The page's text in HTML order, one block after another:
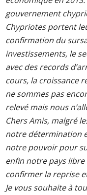
gouvernement
Chypriotes portent
confirmation du
investissements, le
avec des records
cours, la croissance
ne sommes pas
relevé mais nous
Chers Amis, malgré
notre détermination
notre pouvoir pour
enfin notre pays
confirmer la reprise
Je vous souhaite à